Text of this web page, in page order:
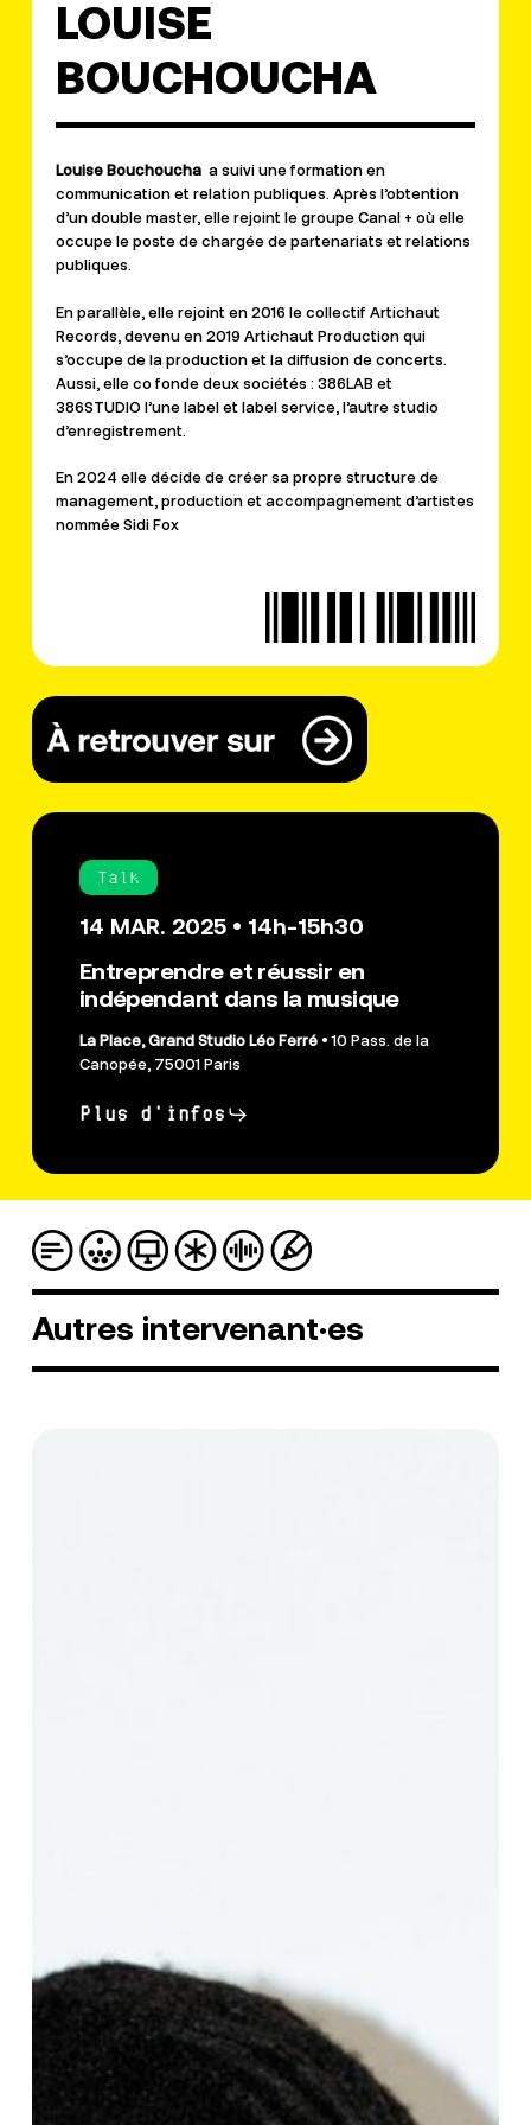
LOUISE
BOUCHOUCHA
Louise Bouchoucha a suivi une formation en
communication et relation publiques. Après l’obtention
d’un double master, elle rejoint le groupe Canal + où elle
occupe le poste de chargée de partenariats et relations
publiques.
En parallèle, elle rejoint en 2016 le collectif Artichaut
Records, devenu en 2019 Artichaut Production qui
s’occupe de la production et la diffusion de concerts.
Aussi, elle co fonde deux sociétés : 386LAB et
386STUDIO l’une label et label service, l’autre studio
d’enregistrement.
En 2024 elle décide de créer sa propre structure de
management, production et accompagnement d’artistes
nommée Sidi Fox
Talk
14 MAR. 2025 • 14h-15h30
Entreprendre et réussir en
indépendant dans la musique
La Place, Grand Studio Léo Ferré • 10 Pass. de la
Canopée, 75001 Paris
Plus d'infos
Autres intervenant·es